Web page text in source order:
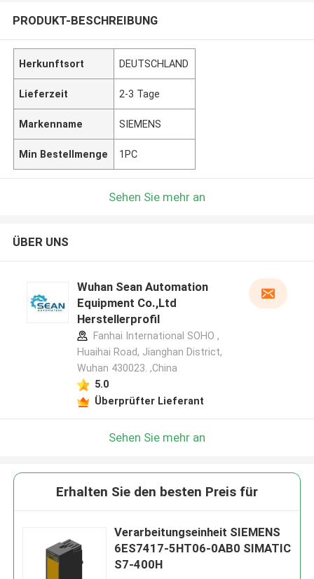
PRODUKT-BESCHREIBUNG
Herkunftsort DEUTSCHLAND
Lieferzeit 2-3 Tage
Markenname SIEMENS
Min Bestellmenge 1PC
Sehen Sie mehr an
ÜBER UNS
Wuhan Sean Automation
Equipment Co.,Ltd
Herstellerprofil
Fanhai International SOHO ,
Huaihai Road, Jianghan District,
Wuhan 430023. ,China
5.0
Überprüfter Lieferant
Sehen Sie mehr an
Erhalten Sie den besten Preis für
Verarbeitungseinheit SIEMENS
6ES7417-5HT06-0AB0 SIMATIC
S7-400H